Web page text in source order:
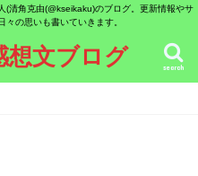
清角克由(@kseikaku)のブログ。更新情報やサ
々の思いも書いていきます。
想文ブログ search